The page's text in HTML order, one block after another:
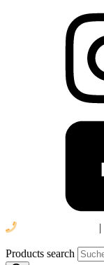
|
Products search